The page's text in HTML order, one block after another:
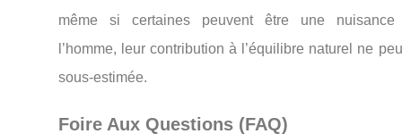
même si certaines peuvent être une nuisance
l’homme, leur contribution à l’équilibre naturel ne
sous-estimée.
Foire Aux Questions (FAQ)